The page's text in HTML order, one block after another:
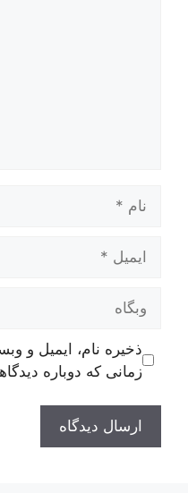
وبگاه
ذخیره نام، ایمیل و
زمانی که دوباره